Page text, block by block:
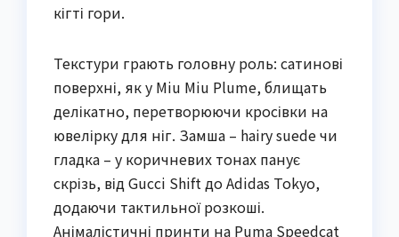
кігті гори.
Текстури грають головну роль: сатинові
поверхні, як у Miu Miu Plume, блищать
делікатно, перетворюючи кросівки на
ювелірку для ніг. Замша – hairy suede чи
гладка – у коричневих тонах панує
скрізь, від Gucci Shift до Adidas Tokyo,
додаючи тактильної розкоші.
Анімалістичні принти на Puma Speedcat